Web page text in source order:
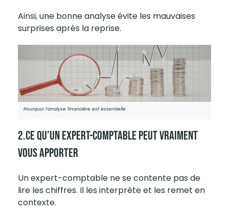
Ainsi, une bonne analyse évite les mauvaises
surprises après la reprise.
Pourquoi l’analyse financière est essentielle
2.Ce Qu’un Expert-Comptable Peut Vraiment
Vous Apporter
Un expert-comptable ne se contente pas de
lire les chiffres. Il les interprète et les remet en
contexte.